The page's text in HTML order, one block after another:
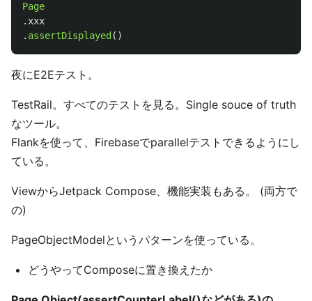
Page
. xxx
. assertDisplayed ()
夜にE2Eテスト。
TestRail。すべてのテストを見る。Single souce of truth
なツール。
Flankを使って、Firebaseでparallelテストできるようにし
ている。
ViewからJetpack Compose、機能実装もある。 (両方で
の)
PageObjectModelというパターンを使っている。
どうやってComposeに置き換えたか